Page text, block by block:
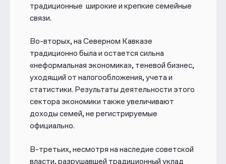
традиционные широкие и крепкие семейные
связи.
Во-вторых, на Северном Кавказе
традиционно была и остается сильна
«неформальная экономика», теневой бизнес,
уходящий от налогообложения, учета и
статистики. Результаты деятельности этого
сектора экономики также увеличивают
доходы семей, не регистрируемые
официально.
В-третьих, несмотря на наследие советской
власти, разрушавшей традиционный уклад